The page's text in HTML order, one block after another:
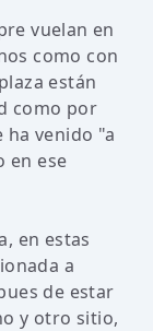
vuelan en
como con
están
como por
ha venido "a
en ese
en estas
a
de estar
y otro sitio,